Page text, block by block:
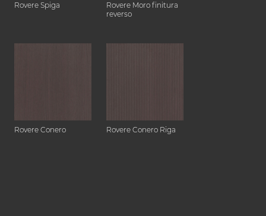
Rovere Spiga
Rovere Moro finitura
reverso
Rovere Conero Rovere Conero Riga